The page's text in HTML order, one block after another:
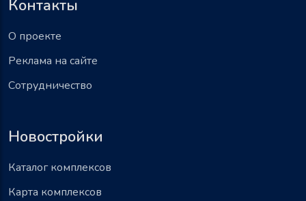
Контакты
О проекте
Реклама на сайте
Сотрудничество
Новостройки
Каталог комплексов
Карта комплексов